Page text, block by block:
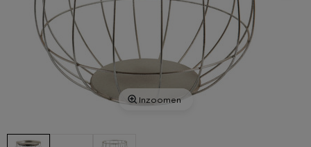
Inzoomen